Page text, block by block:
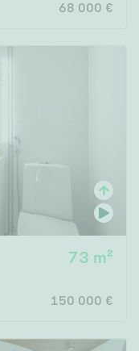
68 000 €
73 m²
150 000 €